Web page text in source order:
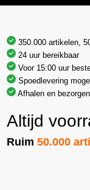
350.000 artikelen,
24 uur bereikbaar
Voor 15:00 uur
Spoedlevering
Afhalen en bezorgen
Altijd
Ruim50.000